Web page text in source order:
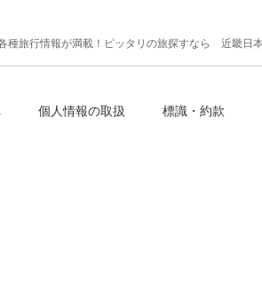
種旅行情報が満載！ピッタリの旅探すなら 近畿日
個人情報の取扱 標識・約款